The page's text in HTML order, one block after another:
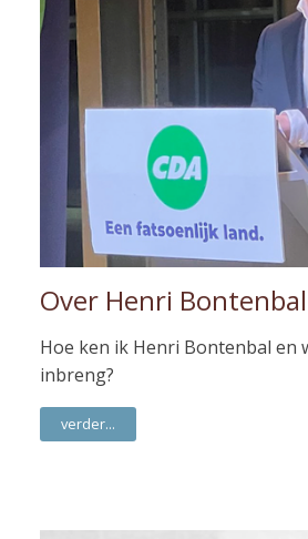
Over Henri Bontenbal
Hoe ken ik Henri Bontenbal en
inbreng?
verder...